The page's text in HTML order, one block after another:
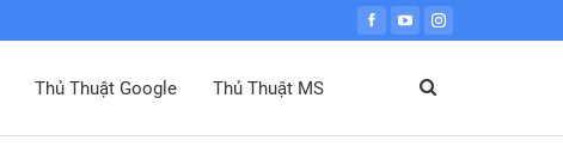
Thủ Thuật Google Thủ Thuật MS